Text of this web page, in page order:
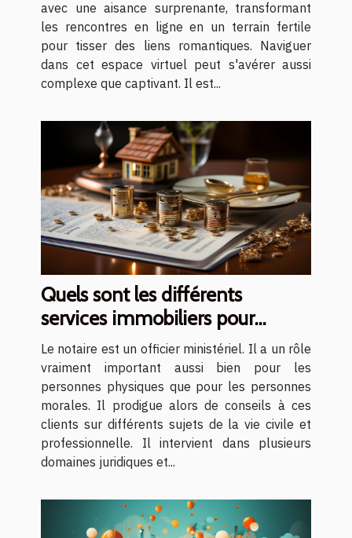
avec une aisance surprenante, transformant
les rencontres en ligne en un terrain fertile
pour tisser des liens romantiques. Naviguer
dans cet espace virtuel peut s'avérer aussi
complexe que captivant. Il est...
Quels sont les différents
services immobiliers pour
lesquels il est judicieux de
recourir à un notaire ?
Le notaire est un officier ministériel. Il a un rôle
vraiment important aussi bien pour les
personnes physiques que pour les personnes
morales. Il prodigue alors de conseils à ces
clients sur différents sujets de la vie civile et
professionnelle. Il intervient dans plusieurs
domaines juridiques et...